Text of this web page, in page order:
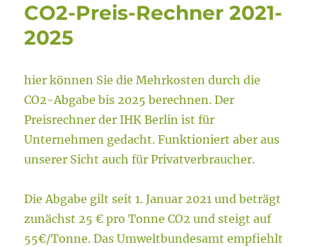
CO2-Preis-Rechner 2021-
2025
hier können Sie die Mehrkosten durch die
CO2-Abgabe bis 2025 berechnen. Der
Preisrechner der IHK Berlin ist für
Unternehmen gedacht. Funktioniert aber aus
unserer Sicht auch für Privatverbraucher.
Die Abgabe gilt seit 1. Januar 2021 und beträgt
zunächst 25 € pro Tonne CO2 und steigt auf
55€/Tonne. Das Umweltbundesamt empfiehlt